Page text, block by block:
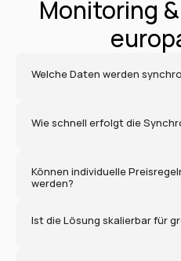
Monitoring
Welche Daten werden
Wie schnell erfolgt die
Können individuelle
werden?
Ist die Lösung skalierbar für